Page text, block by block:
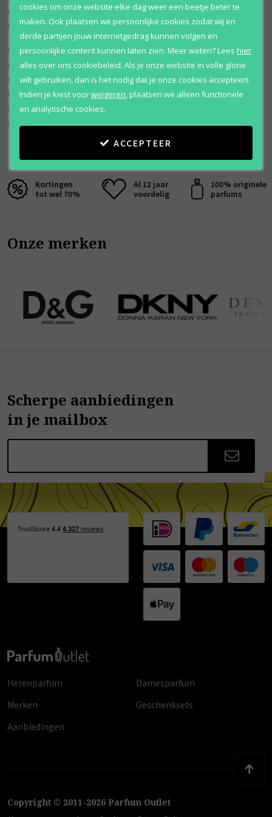
erotische geur te makendat mannelijke en vrouwelijke extracten
combineert in één provocerende geur.
CK One maakte naam in een van de eerste unisex geuren die
extractem van bergamot, roos, viool, papaja, ananas, nootmuskaat
en muskus versmolten.Extracten van:Top: Ananas, groene
elementen, mandarijn, sinaasappel, papaja, bergamot, kardemom en
citroenMidden: nootmuskaat, viool, lis wortel, jasmijn en roosBasis:
sandelhout, amber, muskus, ceder en eikenmos.
Kortingen
tot wel 70%
Al 12 jaar
voordelig
100% originele
parfums
Onze merken
Scherpe aanbiedingen
in je mailbox
Herenparfum
Damesparfum
Merken
Geschenksets
Aanbiedingen
Copyright © 2011-2026 Parfum Outlet
cookies om onze website elke dag weer een beetje beter te
maken. Ook plaatsen we persoonlijke cookies zodat wij en
derde partijen jouw internetgedrag kunnen volgen en
persoonlijke content kunnen laten zien. Meer weten?Lees hier
alles over ons cookiebeleid. Als je onze website in volle glorie
wilt gebruiken, dan is het nodig dat je onze cookies accepteert.
Indien je kiest voorweigeren,plaatsen we alleen functionele
en analytische cookies.
ACCEPTEER